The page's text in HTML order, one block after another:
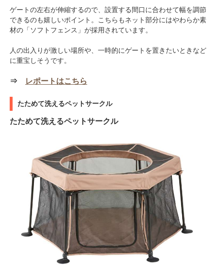
ゲートの左右が伸縮するので、設置する間口に合わせて幅を調節
できるのも嬉しいポイント。こちらもネット部分にはやわらか素
材の「ソフトフェンス」が採用されています。
人の出入りが激しい場所や、一時的にゲートを置きたいときなど
に重宝しそうです。
⇒ レポートはこちら
たためて洗えるペットサークル
たためて洗えるペットサークル